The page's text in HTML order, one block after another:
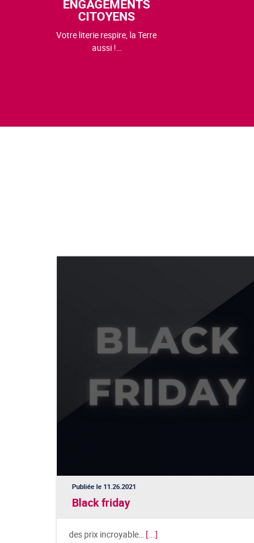
ENGAGEMENTS
CITOYENS
Votre literie respire, la Terre
aussi !…
Publiée le 11.26.2021
Black friday
des prix incroyable… [...]